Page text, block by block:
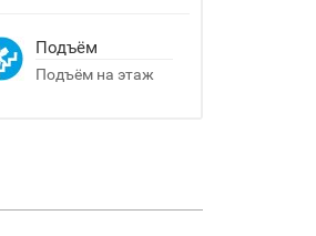
Подъём
Подъём на этаж